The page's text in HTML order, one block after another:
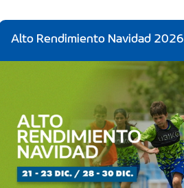
Alto Rendimiento Navidad 2026